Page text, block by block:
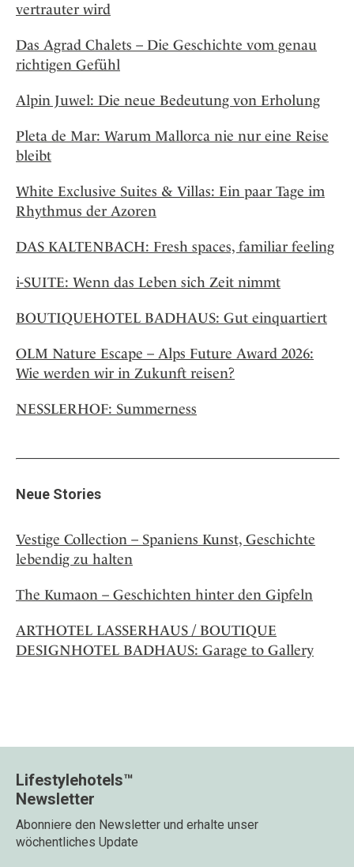
vertrauter wird
Das Agrad Chalets – Die Geschichte vom genau
richtigen Gefühl
Alpin Juwel: Die neue Bedeutung von Erholung
Pleta de Mar: Warum Mallorca nie nur eine Reise
bleibt
White Exclusive Suites & Villas: Ein paar Tage im
Rhythmus der Azoren
DAS KALTENBACH: Fresh spaces, familiar feeling
i-SUITE: Wenn das Leben sich Zeit nimmt
BOUTIQUEHOTEL BADHAUS: Gut einquartiert
OLM Nature Escape – Alps Future Award 2026:
Wie werden wir in Zukunft reisen?
NESSLERHOF: Summerness
Neue Stories
Vestige Collection – Spaniens Kunst, Geschichte
lebendig zu halten
The Kumaon – Geschichten hinter den Gipfeln
ARTHOTEL LASSERHAUS / BOUTIQUE
DESIGNHOTEL BADHAUS: Garage to Gallery
Lifestylehotels™
Newsletter
Abonniere den Newsletter und erhalte unser
wöchentliches Update